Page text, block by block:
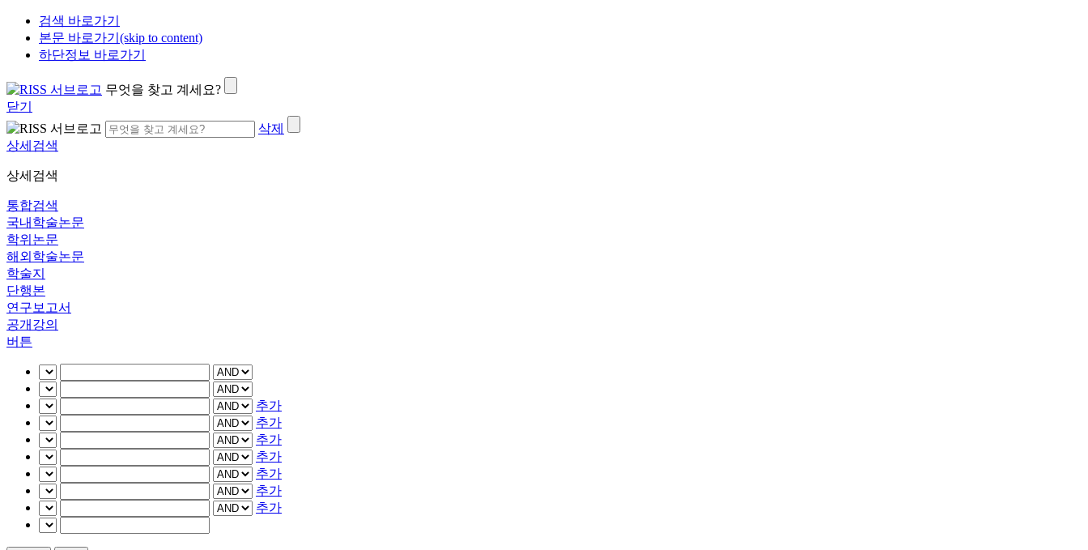
검색 바로가기
본문 바로가기(skip to content)
하단정보 바로가기
무엇을 찾고 계세요?
닫기
삭제
상세검색
상세검색
통합검색
국내학술논문
학위논문
해외학술논문
학술지
단행본
연구보고서
공개강의
버튼
추가
추가
추가
추가
추가
추가
추가